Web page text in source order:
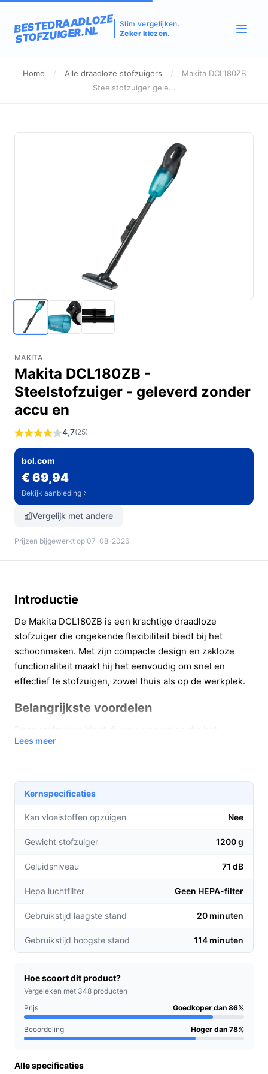
BESTEDRAADLOZE
STOFZUIGER.NL
Slim vergelijken.
Zeker kiezen.
Home / Alle draadloze stofzuigers /
Makita DCL180ZB
Steelstofzuiger gele...
MAKITA
Makita DCL180ZB -
Steelstofzuiger - geleverd zonder
accu en
4,7(25)
bol.com
€ 69,94
Bekijk aanbieding
Vergelijk met andere
Prijzen bijgewerkt op 07-08-2026
Introductie
De Makita DCL180ZB is een krachtige draadloze
stofzuiger die ongekende flexibiliteit biedt bij het
schoonmaken. Met zijn compacte design en zakloze
functionaliteit maakt hij het eenvoudig om snel en
effectief te stofzuigen, zowel thuis als op de werkplek.
Belangrijkste voordelen
schoonmaakproces aanzienlijk vergemakkelijken:
vervangen van stofzakken. Met een stofcapaciteit
van 0,65 liter kun je langer doorgaan zonder
onderbrekingen.
op de hoogste stand, ideaal voor grotere ruimtes of
mm x 476 mm x 114 mm is de DCL180ZB eenvoudig
Deze stofzuiger is perfect voor zowel huishoudens als
betrouwbare en efficiënte oplossing voor hun
schoonmaakbehoeften. Van drukke ouders tot
vakmensen, de Makita DCL180ZB maakt stofzuigen
sneller en eenvoudiger.
Wat maakt de Makita DCL180ZB uniek in zijn klasse?
Lees meer
Kernspecificaties
Kan vloeistoffen opzuigen Nee
Gewicht stofzuiger 1200 g
Geluidsniveau 71 dB
Hepa luchtfilter Geen HEPA-filter
Gebruikstijd laagste stand 20 minuten
Gebruikstijd hoogste stand 114 minuten
Hoe scoort dit product?
Vergeleken met 348 producten
Prijs
Goedkoper dan 86%
Beoordeling Hoger dan 78%
Alle specificaties